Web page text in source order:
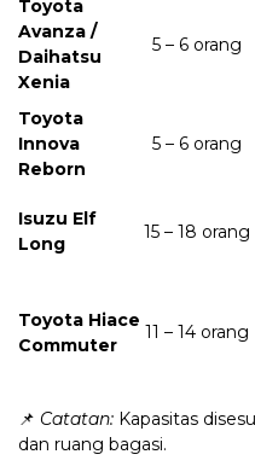
Toyota
Avanza /
Daihatsu
Xenia
5 – 6 orang
Toyota
Innova
Reborn
5 – 6 orang
Isuzu Elf
Long
15 – 18 orang
Toyota Hiace
Commuter
11 – 14 orang
📌 Catatan: Kapasitas
dan ruang bagasi.